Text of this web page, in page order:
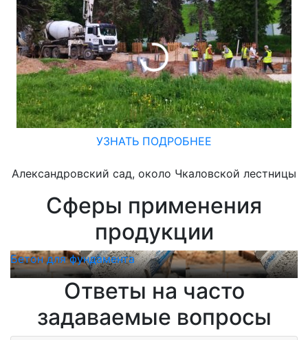
УЗНАТЬ ПОДРОБНЕЕ
Александровский сад, около Чкаловской лестницы
Сферы применения
продукции
Бетон для фундамента
Ответы на часто
задаваемые вопросы